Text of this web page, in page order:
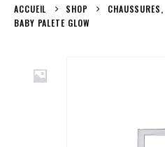
ACCUEIL SHOP CHAUSSURES,
BABY PALETE GLOW